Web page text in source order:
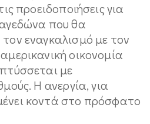
προειδοποιήσεις για
που θα
εναγκαλισμό με τον
οικονομία
με
Η ανεργία, για
κοντά στο πρόσφατο